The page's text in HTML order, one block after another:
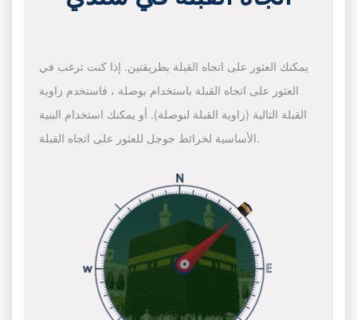
يمكنك العثور على اتجاه القبلة بطريقتين. إذا كنت ترغب في
العثور على اتجاه القبلة باستخدام بوصلة ، فاستخدم زاوية
القبلة التالية (زاوية القبلة لبوصلة). أو يمكنك استخدام البنية
الأساسية لخرائط جوجل للعثور على اتجاه القبلة.